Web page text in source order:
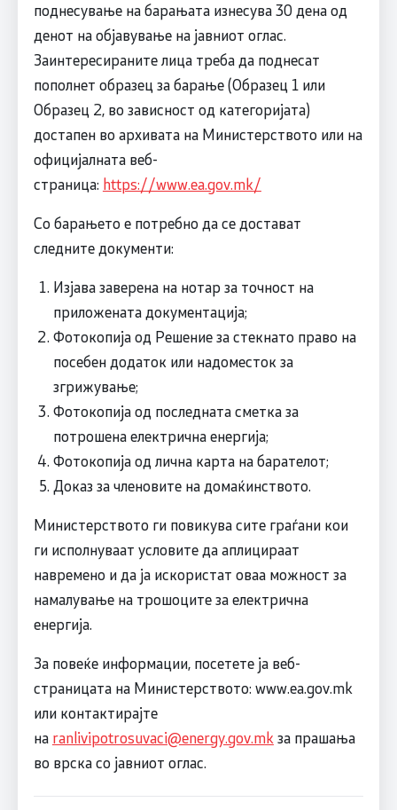
поднесување на барањата изнесува 30 дена од
денот на објавување на јавниот оглас.
Заинтересираните лица треба да поднесат
пополнет образец за барање (Образец 1 или
Образец 2, во зависност од категоријата)
достапен во архивата на Министерството или на
официјалната веб-
страница: https://www.ea.gov.mk/
Со барањето е потребно да се достават
следните документи:
Изјава заверена на нотар за точност на
приложената документација;
Фотокопија од Решение за стекнато право на
посебен додаток или надоместок за
згрижување;
Фотокопија од последната сметка за
потрошена електрична енергија;
Фотокопија од лична карта на барателот;
Доказ за членовите на домаќинството.
Министерството ги повикува сите граѓани кои
ги исполнуваат условите да аплицираат
навремено и да ја искористат оваа можност за
намалување на трошоците за електрична
енергија.
За повеќе информации, посетете ја веб-
страницата на Министерството: www.ea.gov.mk
или контактирајте
на ranlivipotrosuvaci@energy.gov.mk за прашања
во врска со јавниот оглас.